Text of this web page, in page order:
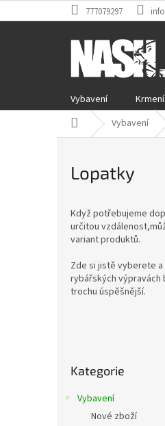
na
777079297
Vybavení Krmení
Domů Vybavení
Lopatky
Když potřebujeme
určitou
variant produktů.
Zde si jistě vyberete a
rybářských výpravách
trochu úspěšnější.
kategorie
Kategorie
Vybavení
Nové zboží